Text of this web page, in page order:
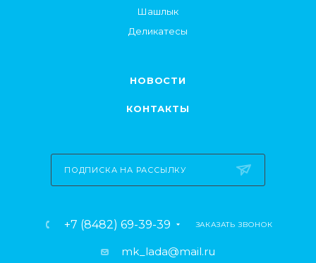
Шашлык
Деликатесы
НОВОСТИ
КОНТАКТЫ
ПОДПИСКА НА РАССЫЛКУ
+7 (8482) 69-39-39 ЗАКАЗАТЬ ЗВОНОК
mk_lada@mail.ru